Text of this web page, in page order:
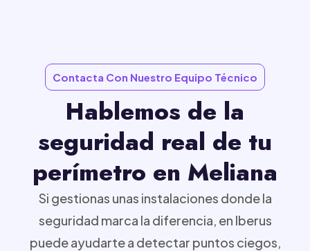
Contacta Con Nuestro Equipo Técnico
Hablemos de la
seguridad real de tu
perímetro en Meliana
Si gestionas unas instalaciones donde la
seguridad marca la diferencia, en Iberus
puede ayudarte a detectar puntos ciegos,